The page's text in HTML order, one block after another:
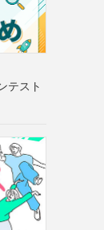
テスト